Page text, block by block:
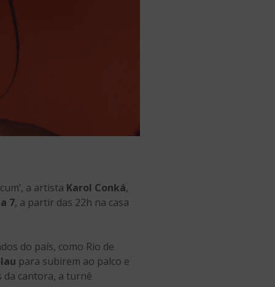
a artista Karol Conká,
7, a partir das 22h na casa
do país, como Rio de
para subirem ao palco e
da cantora, a turnê